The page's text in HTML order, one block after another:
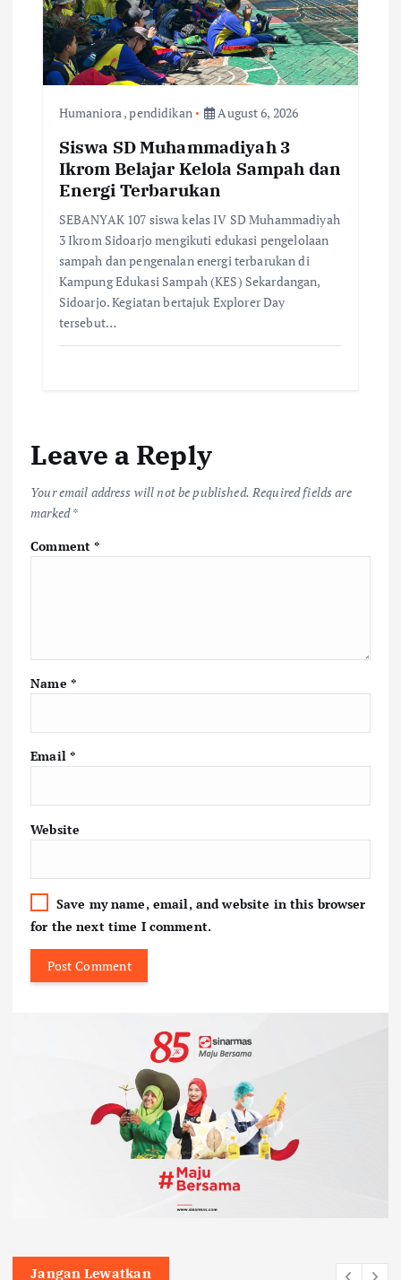
Humaniora,pendidikan August 6, 2026
Siswa SD Muhammadiyah 3
Ikrom Belajar Kelola Sampah dan
Energi Terbarukan
SEBANYAK 107 siswa kelas IV SD Muhammadiyah
3 Ikrom Sidoarjo mengikuti edukasi pengelolaan
sampah dan pengenalan energi terbarukan di
Kampung Edukasi Sampah (KES) Sekardangan,
Sidoarjo. ​Kegiatan bertajuk Explorer Day
tersebut…
Leave a Reply
Your email address will not be published. Required fields are
marked*
Comment*
Name *
Email *
Website
Save my name, email, and website in this browser
for the next time I comment.
Jangan Lewatkan